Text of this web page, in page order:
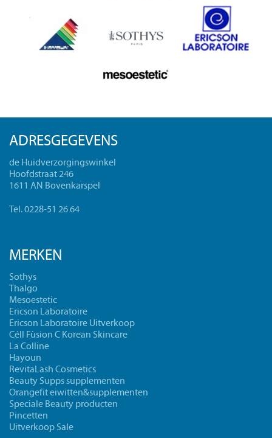
ADRESGEGEVENS
de Huidverzorgingswinkel
Hoofdstraat 246
1611 AN Bovenkarspel
Tel. 0228-51 26 64
MERKEN
Sothys
Thalgo
Mesoestetic
Ericson Laboratoire
Ericson Laboratoire Uitverkoop
Céll Fùsion C Korean Skincare
La Colline
Hayoun
RevitaLash Cosmetics
Beauty Supps supplementen
Orangefit eiwitten&supplementen
Speciale Beauty producten
Pincetten
Uitverkoop Sale